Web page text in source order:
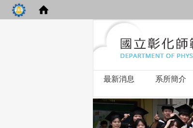
最新消息 系所簡介